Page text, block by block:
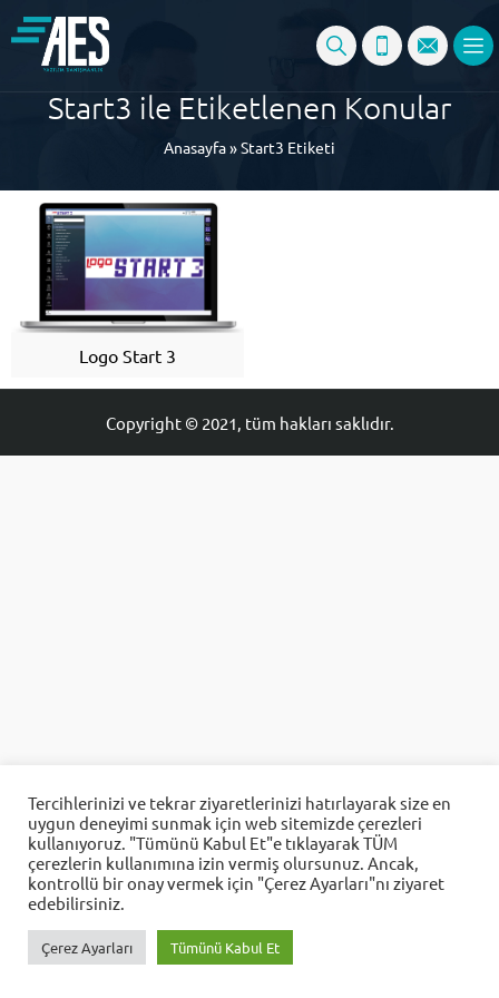
Start3 ile Etiketlenen Konular
Anasayfa»Start3 Etiketi
Logo Start 3
Copyright © 2021, tüm hakları saklıdır.
Cevap Yaz
Tercihlerinizi ve tekrar ziyaretlerinizi hatırlayarak size en
uygun deneyimi sunmak için web sitemizde çerezleri
kullanıyoruz. "Tümünü Kabul Et"e tıklayarak TÜM
çerezlerin kullanımına izin vermiş olursunuz. Ancak,
kontrollü bir onay vermek için "Çerez Ayarları"nı ziyaret
edebilirsiniz.
Çerez Ayarları Tümünü Kabul Et